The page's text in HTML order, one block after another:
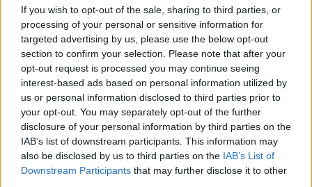
If you wish to opt-out of the sale, sharing to third parties, or
processing of your personal or sensitive information for
targeted advertising by us, please use the below opt-out
section to confirm your selection. Please note that after your
opt-out request is processed you may continue seeing
interest-based ads based on personal information utilized by
us or personal information disclosed to third parties prior to
your opt-out. You may separately opt-out of the further
disclosure of your personal information by third parties on the
IAB’s list of downstream participants. This information may
also be disclosed by us to third parties on the IAB’s List of
Downstream Participants that may further disclose it to other
Natale da incubo per Boris Johnson
La questione Ucraina
Cipro, un ponte dove si mischiano le culture
Una vigilia di Natale per un nuovo Rais
La questione israelo-palestinese ignorata dal G20
Erdogan continua a sfidare l'Occidente
Libano, collasso economico e guerra civile
Johnson, da Trump a Biden alla Brexit
L'AUKUS e il Quad
Biden, primo presidente USA non in guerra
Papa Bergoglio vedrà Viktor Orbán
Bennet, un giorno in attesa di Biden